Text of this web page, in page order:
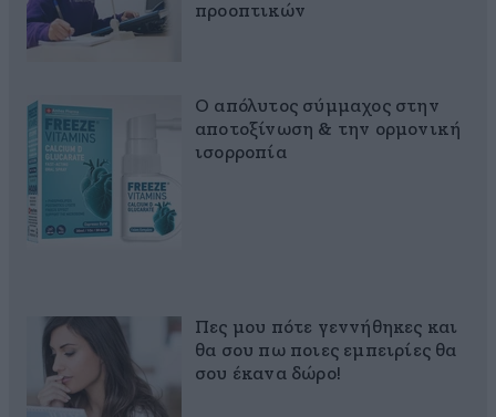
προοπτικών
Ο απόλυτος σύμμαχος στην
αποτοξίνωση & την ορμονική
ισορροπία
Πες μου πότε γεννήθηκες και
θα σου πω ποιες εμπειρίες θα
σου έκανα δώρο!